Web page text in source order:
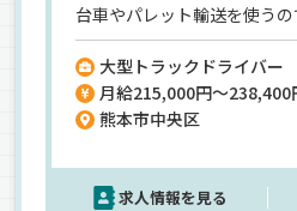
台車やパレット輸送を使う
ます♪さらに月7～8休みと
希望休もOKなので、家族と
可能です！家族の時間を大切
円の安定収入も手に入る★安
＾＾
大型トラックドライバー
月給215,000円～238,400
熊本市中央区
求人情報を見る